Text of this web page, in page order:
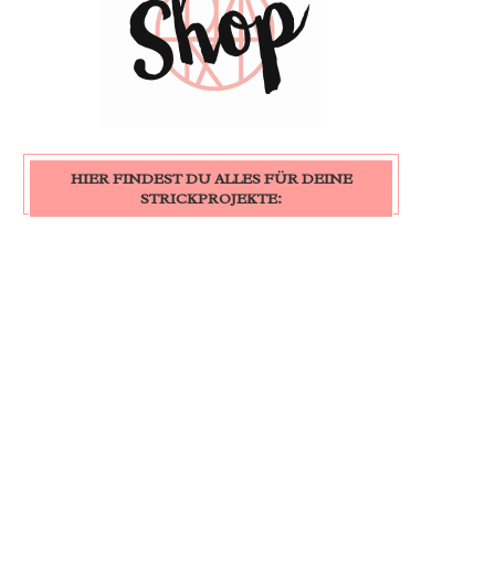
HIER FINDEST DU ALLES FÜR DEINE
STRICKPROJEKTE: